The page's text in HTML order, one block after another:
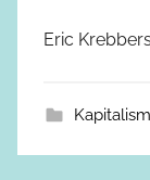
Eric Krebbers